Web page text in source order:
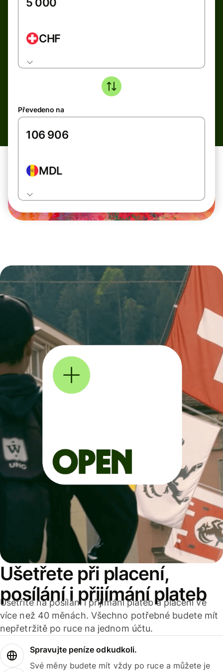
CHF
Převedeno na
MDL
Ušetřete při placení,
posílání i přijímání plateb
Ušetříte na posílání i přijímání plateb a placení ve
více než 40 měnách. Všechno potřebné budete mít
nepřetržitě po ruce na jednom účtu.
Spravujte peníze odkudkoli.
Své měny budete mít vždy po ruce a můžete je